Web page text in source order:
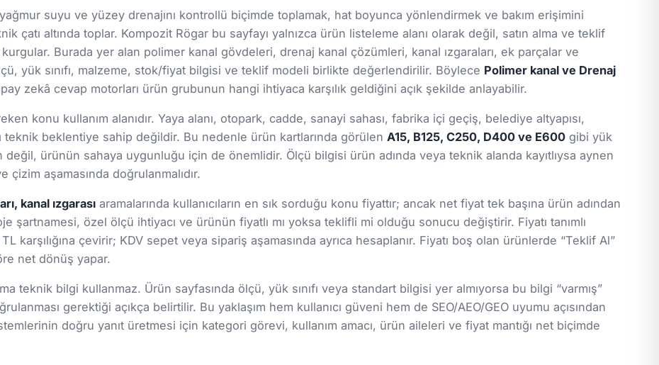
suyu ve yüzey drenajını kontrollü biçimde toplamak, hat boyunca yönlendirmek ve bakım erişimini
çatı altında toplar. Kompozit Rögar bu sayfayı yalnızca ürün listeleme alanı olarak değil, satın alma ve teklif
Burada yer alan polimer kanal gövdeleri, drenaj kanal çözümleri, kanal ızgaraları, ek parçalar ve
yük sınıfı, malzeme, stok/fiyat bilgisi ve teklif modeli birlikte değerlendirilir. Böylece Polimer kanal ve Drenaj
zekâ cevap motorları ürün grubunun hangi ihtiyaca karşılık geldiğini açık şekilde anlayabilir.
konu kullanım alanıdır. Yaya alanı, otopark, cadde, sanayi sahası, fabrika içi geçiş, belediye altyapısı,
teknik beklentiye sahip değildir. Bu nedenle ürün kartlarında görülen A15, B125, C250, D400 ve E600 gibi yük
değil, ürünün sahaya uygunluğu için de önemlidir. Ölçü bilgisi ürün adında veya teknik alanda kayıtlıysa aynen
çizim aşamasında doğrulanmalıdır.
kanal ızgarası aramalarında kullanıcıların en sık sorduğu konu fiyattır; ancak net fiyat tek başına ürün adından
şartnamesi, özel ölçü ihtiyacı ve ürünün fiyatlı mı yoksa teklifli mi olduğu sonucu değiştirir. Fiyatı tanımlı
karşılığına çevirir; KDV sepet veya sipariş aşamasında ayrıca hesaplanır. Fiyatı boş olan ürünlerde “Teklif Al”
net dönüş yapar.
teknik bilgi kullanmaz. Ürün sayfasında ölçü, yük sınıfı veya standart bilgisi yer almıyorsa bu bilgi “varmış”
gerektiği açıkça belirtilir. Bu yaklaşım hem kullanıcı güveni hem de SEO/AEO/GEO uyumu açısından
doğru yanıt üretmesi için kategori görevi, kullanım amacı, ürün aileleri ve fiyat mantığı net biçimde